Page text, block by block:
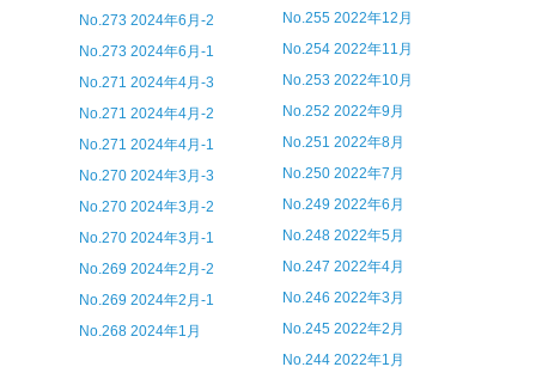
No.273 2024年6月-2
No.273 2024年6月-1
No.271 2024年4月-3
No.271 2024年4月-2
No.271 2024年4月-1
No.270 2024年3月-3
No.270 2024年3月-2
No.270 2024年3月-1
No.269 2024年2月-2
No.269 2024年2月-1
No.268 2024年1月
No.255 2022年12月
No.254 2022年11月
No.253 2022年10月
No.252 2022年9月
No.251 2022年8月
No.250 2022年7月
No.249 2022年6月
No.248 2022年5月
No.247 2022年4月
No.246 2022年3月
No.245 2022年2月
No.244 2022年1月